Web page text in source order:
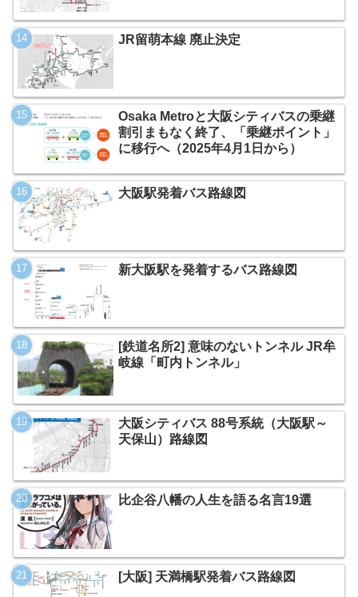
JR留萌本線 廃止決定
Osaka Metroと大阪シティバスの乗継
割引まもなく終了、「乗継ポイント」
に移行へ（2025年4月1日から）
大阪駅発着バス路線図
新大阪駅を発着するバス路線図
[鉄道名所2] 意味のないトンネル JR牟
岐線「町内トンネル」
大阪シティバス 88号系統（大阪駅～
天保山）路線図
比企谷八幡の人生を語る名言19選
[大阪] 天満橋駅発着バス路線図